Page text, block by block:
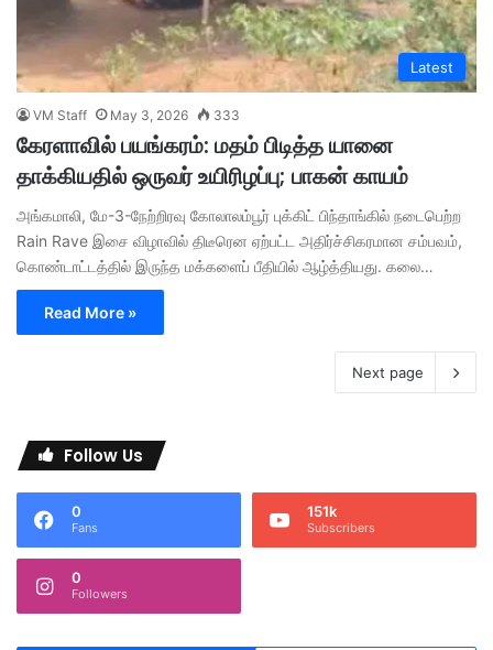
Latest
VM Staff May 3, 2026 333
கேரளாவில் பயங்கரம்: மதம் பிடித்த யானை
தாக்கியதில் ஒருவர் உயிரிழப்பு; பாகன் காயம்
அங்கமாலி, மே-3-நேற்றிரவு கோலாலம்பூர் புக்கிட் பிந்தாங்கில் நடைபெற்ற
Rain Rave இசை விழாவில் திடீரென ஏற்பட்ட அதிர்ச்சிகரமான சம்பவம்,
கொண்டாட்டத்தில் இருந்த மக்களைப் பீதியில் ஆழ்த்தியது. கலை…
Read More »
Next page
Follow Us
0
Fans
151k
Subscribers
0
Followers